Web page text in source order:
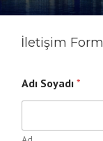
İletişim
e
s
j
Adı Soyadı *